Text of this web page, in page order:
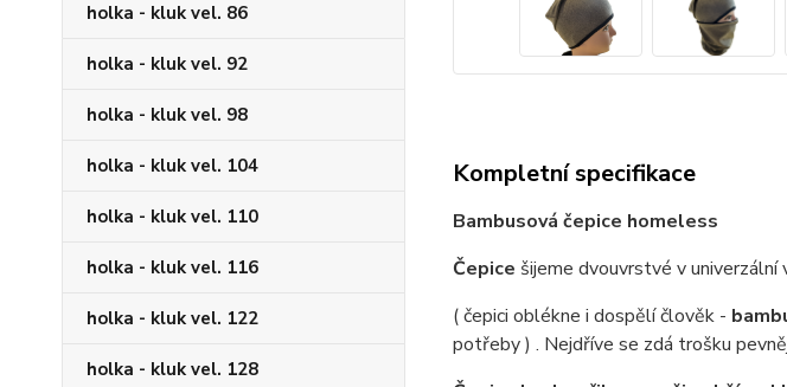
holka - kluk vel. 86
holka - kluk vel. 92
holka - kluk vel. 98
holka - kluk vel. 104
holka - kluk vel. 110
holka - kluk vel. 116
holka - kluk vel. 122
holka - kluk vel. 128
Kompletní specifikace
Bambusová čepice homeless
Čepice šijeme dvouvrstvé v
( čepici oblékne i dospělí člověk -
potřeby ) . Nejdříve se zdá trošku